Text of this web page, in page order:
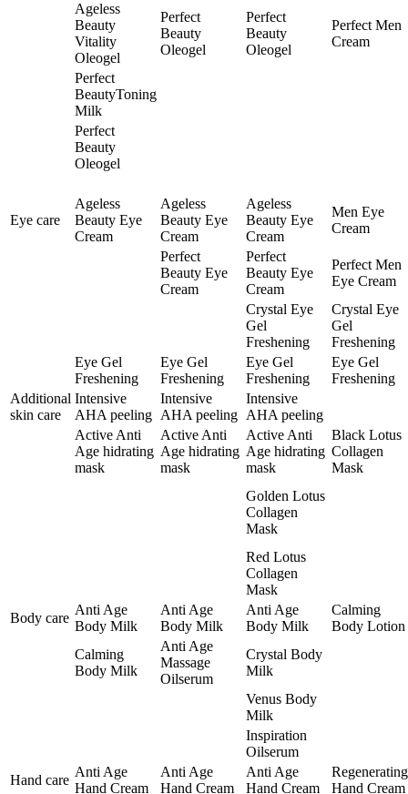
Ageless
Beauty
Vitality
Oleogel
Perfect
Beauty
Oleogel
Perfect
Beauty
Oleogel
Perfect Men
Cream
Perfect
BeautyToning
Milk
Perfect
Beauty
Oleogel
Eye care
Ageless
Beauty Eye
Cream
Ageless
Beauty Eye
Cream
Ageless
Beauty Eye
Cream
Men Eye
Cream
Perfect
Beauty Eye
Cream
Perfect
Beauty Eye
Cream
Perfect Men
Eye Cream
Crystal Eye
Gel
Freshening
Crystal Eye
Gel
Freshening
Eye Gel
Freshening
Eye Gel
Freshening
Eye Gel
Freshening
Eye Gel
Freshening
Additional
skin care
Intensive
AHA peeling
Intensive
AHA peeling
Intensive
AHA peeling
Active Anti
Age hidrating
mask
Active Anti
Age hidrating
mask
Active Anti
Age hidrating
mask
Black Lotus
Collagen
Mask
Golden Lotus
Collagen
Mask
Red Lotus
Collagen
Mask
Body care
Anti Age
Body Milk
Anti Age
Body Milk
Anti Age
Body Milk
Calming
Body Lotion
Calming
Body Milk
Anti Age
Massage
Oilserum
Crystal Body
Milk
Venus Body
Milk
Inspiration
Oilserum
Hand care
Anti Age
Hand Cream
Anti Age
Hand Cream
Anti Age
Hand Cream
Regenerating
Hand Cream